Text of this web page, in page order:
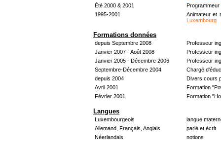
Été 2000 & 2001
Programmeur
1995-2001
Animateur et
Luxembourg
Formations données
depuis Septembre 2008
Professeur
Janvier 2007 - Août 2008
Professeur
Janvier 2005 - Décembre 2006
Professeur
Septembre-Décembre 2004
Chargé
depuis 2004
Divers cours
Avril 2001
Formation
Février 2001
Formation
Langues
Luxembourgeois
langue
Allemand, Français, Anglais
parlé et écrit
Néerlandais
notions